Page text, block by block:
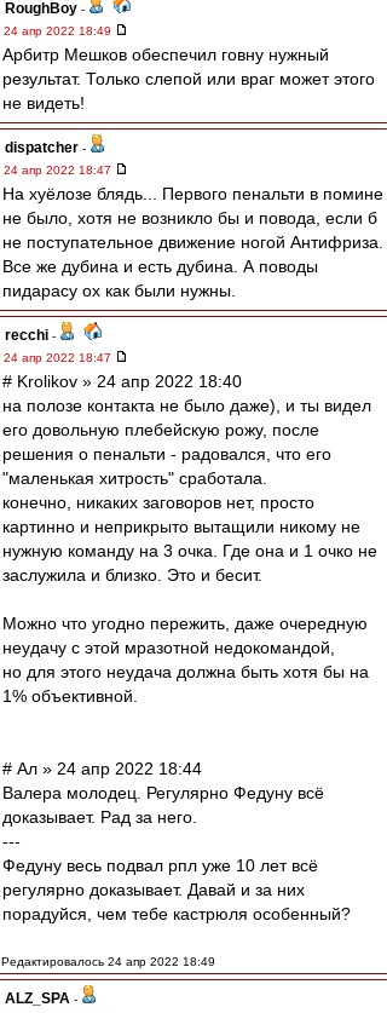
RoughBoy -
24 апр 2022 18:49
Арбитр Мешков обеспечил говну нужный
результат. Только слепой или враг может этого
не видеть!
dispatcher -
24 апр 2022 18:47
На хуёлозе блядь... Первого пенальти в помине
не было, хотя не возникло бы и повода, если б
не поступательное движение ногой Антифриза.
Все же дубина и есть дубина. А поводы
пидарасу ох как были нужны.
recchi -
24 апр 2022 18:47
# Krolikov » 24 апр 2022 18:40
на полозе контакта не было даже), и ты видел
его довольную плебейскую рожу, после
решения о пенальти - радовался, что его
"маленькая хитрость" сработала.
конечно, никаких заговоров нет, просто
картинно и неприкрыто вытащили никому не
нужную команду на 3 очка. Где она и 1 очко не
заслужила и близко. Это и бесит.
Можно что угодно пережить, даже очередную
неудачу с этой мразотной недокомандой,
но для этого неудача должна быть хотя бы на
1% объективной.
# Ал » 24 апр 2022 18:44
Валера молодец. Регулярно Федуну всё
доказывает. Рад за него.
---
Федуну весь подвал рпл уже 10 лет всё
регулярно доказывает. Давай и за них
порадуйся, чем тебе кастрюля особенный?
Редактировалось 24 апр 2022 18:49
ALZ_SPA -